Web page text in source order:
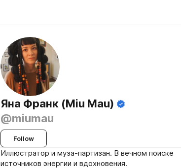
Яна Франк (Miu Mau)
@miumau
Follow
Иллюстратор и муза-партизан. В вечном поиске
источников энергии и вдохновения.